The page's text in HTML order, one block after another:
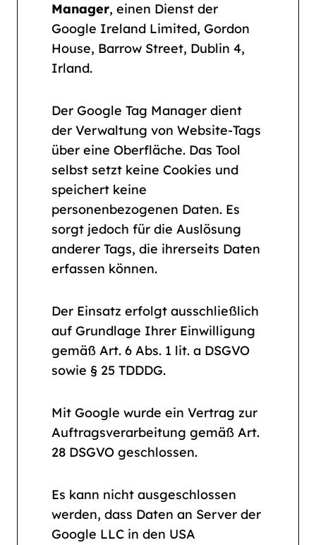
Manager, einen Dienst der
Google Ireland Limited, Gordon
House, Barrow Street, Dublin 4,
Irland.
Der Google Tag Manager dient
der Verwaltung von Website-Tags
über eine Oberfläche. Das Tool
selbst setzt keine Cookies und
speichert keine
personenbezogenen Daten. Es
sorgt jedoch für die Auslösung
anderer Tags, die ihrerseits Daten
erfassen können.
Der Einsatz erfolgt ausschließlich
auf Grundlage Ihrer Einwilligung
gemäß Art. 6 Abs. 1 lit. a DSGVO
sowie § 25 TDDDG.
Mit Google wurde ein Vertrag zur
Auftragsverarbeitung gemäß Art.
28 DSGVO geschlossen.
Es kann nicht ausgeschlossen
werden, dass Daten an Server der
Google LLC in den USA